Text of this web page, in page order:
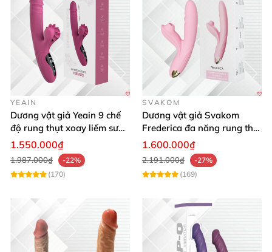
YEAIN
Dương vật giả Yeain 9 chế
độ rung thụt xoay liếm sưởi
ấm cao cấp
1.550.000₫
1.987.000₫
-22%
(170)
SVAKOM
Dương vật giả Svakom
Frederica đa năng rung thụt
hút siêu sướng
1.600.000₫
2.191.000₫
-27%
(169)